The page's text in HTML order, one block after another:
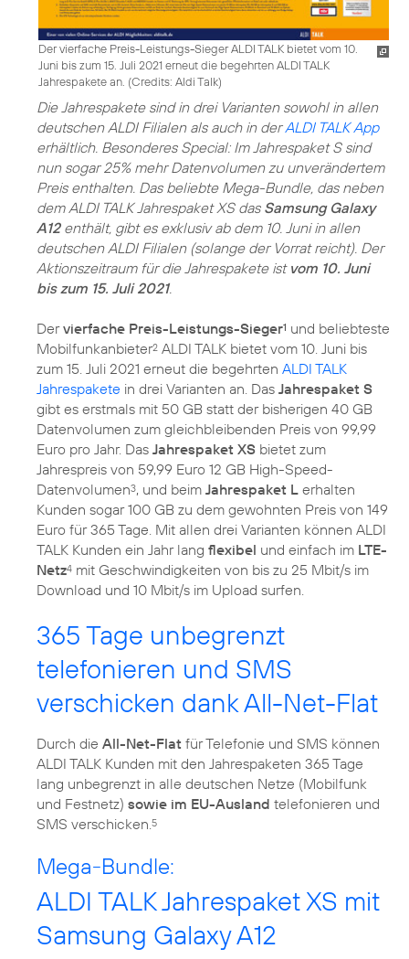
Der vierfache Preis-Leistungs-Sieger ALDI TALK bietet vom 10.
Juni bis zum 15. Juli 2021 erneut die begehrten ALDI TALK
Jahrespakete an. (Credits: Aldi Talk)
Die Jahrespakete sind in drei Varianten sowohl in allen
deutschen ALDI Filialen als auch in derALDI TALK App
erhältlich. Besonderes Special: Im Jahrespaket S sind
nun sogar 25% mehr Datenvolumen zu unverändertem
Preis enthalten. Das beliebte Mega-Bundle, das neben
dem ALDI TALK Jahrespaket XS das Samsung Galaxy
A12enthält, gibt es exklusiv ab dem 10. Juni in allen
deutschen ALDI Filialen (solange der Vorrat reicht). Der
Aktionszeitraum für die Jahrespakete ist vom 10. Juni
bis zum 15. Juli 2021.
Dervierfache Preis-Leistungs-Sieger1 und beliebteste
Mobilfunkanbieter2 ALDI TALK bietet vom 10. Juni bis
zum 15. Juli 2021 erneut die begehrten ALDI TALK
Jahrespakete in drei Varianten an. Das Jahrespaket S
gibt es erstmals mit 50 GB statt der bisherigen 40 GB
Datenvolumen zum gleichbleibenden Preis von 99,99
Euro pro Jahr. Das Jahrespaket XS bietet zum
Jahrespreis von 59,99 Euro 12 GB High-Speed-
Datenvolumen3, und beim Jahrespaket L erhalten
Kunden sogar 100 GB zu dem gewohnten Preis von 149
Euro für 365 Tage. Mit allen drei Varianten können ALDI
TALK Kunden ein Jahr lang flexibel und einfach im LTE-
Netz4 mit Geschwindigkeiten von bis zu 25 Mbit/s im
Download und 10 Mbit/s im Upload surfen.
365 Tage unbegrenzt
telefonieren und SMS
verschicken dank All-Net-Flat
Durch die All-Net-Flat für Telefonie und SMS können
ALDI TALK Kunden mit den Jahrespaketen 365 Tage
lang unbegrenzt in alle deutschen Netze (Mobilfunk
und Festnetz) sowie im EU-Ausland telefonieren und
SMS verschicken.5
Mega-Bundle:
ALDI TALK Jahrespaket XS mit
Samsung Galaxy A12